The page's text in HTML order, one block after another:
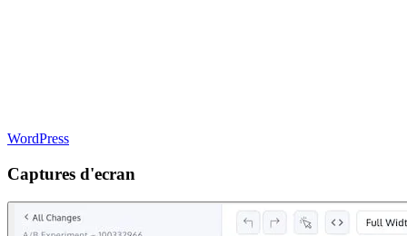
WordPress
Captures d'ecran